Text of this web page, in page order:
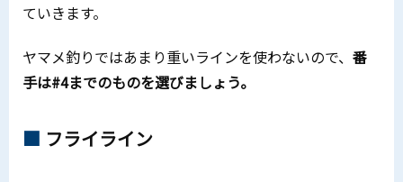
ていきます。
ヤマメ釣りではあまり重いラインを使わないので、 番
手は#4までのものを選びましょう。
フライライン